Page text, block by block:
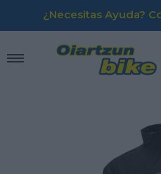
¿Necesitas Ayuda?